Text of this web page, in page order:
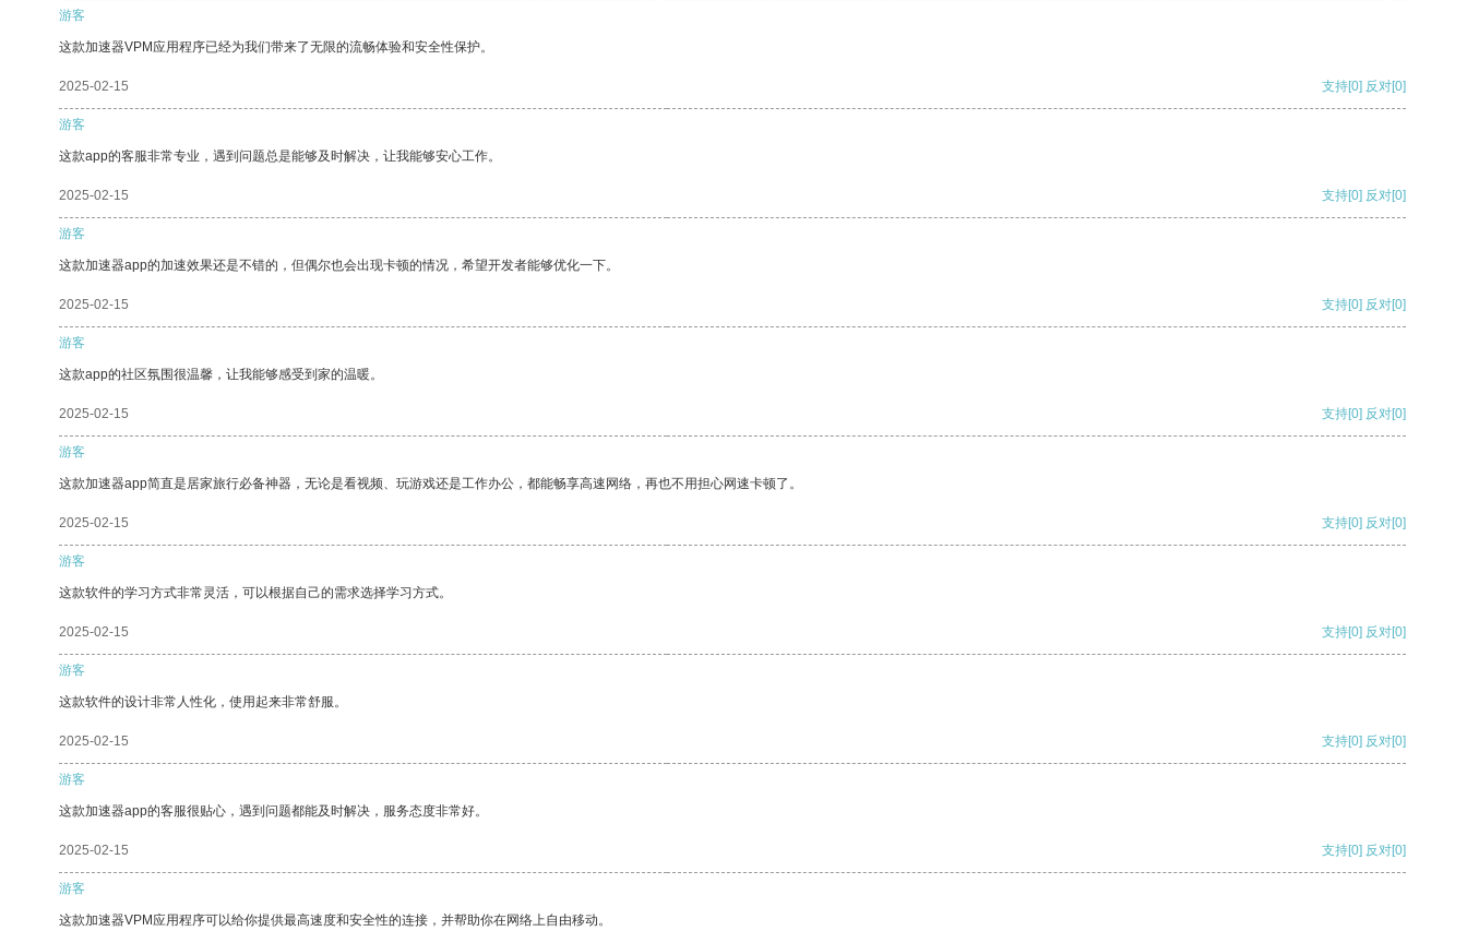
游客
这款加速器VPM应用程序已经为我们带来了无限的流畅体验和安全性保护。
2025-02-15 支持[0] 反对[0]
游客
这款app的客服非常专业，遇到问题总是能够及时解决，让我能够安心工作。
2025-02-15 支持[0] 反对[0]
游客
这款加速器app的加速效果还是不错的，但偶尔也会出现卡顿的情况，希望开发者能够优化一下。
2025-02-15 支持[0] 反对[0]
游客
这款app的社区氛围很温馨，让我能够感受到家的温暖。
2025-02-15 支持[0] 反对[0]
游客
这款加速器app简直是居家旅行必备神器，无论是看视频、玩游戏还是工作办公，都能畅享高速网络，再也不用担心网速卡顿了。
2025-02-15 支持[0] 反对[0]
游客
这款软件的学习方式非常灵活，可以根据自己的需求选择学习方式。
2025-02-15 支持[0] 反对[0]
游客
这款软件的设计非常人性化，使用起来非常舒服。
2025-02-15 支持[0] 反对[0]
游客
这款加速器app的客服很贴心，遇到问题都能及时解决，服务态度非常好。
2025-02-15 支持[0] 反对[0]
游客
这款加速器VPM应用程序可以给你提供最高速度和安全性的连接，并帮助你在网络上自由移动。